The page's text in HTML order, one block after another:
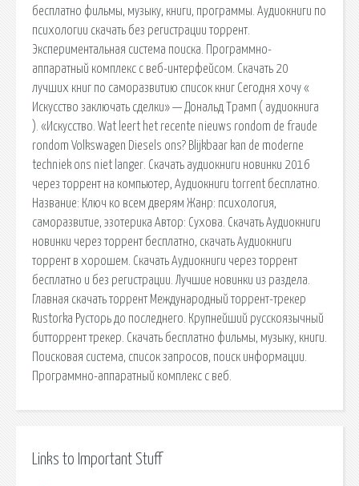
бесплатно фильмы, музыку, книги, программы. Аудиокниги по
психологии скачать без регистрации торрент.
Экспериментальная система поиска. Программно-
аппаратный комплекс с веб-интерфейсом. Скачать 20
лучших книг по саморазвитию список книг Сегодня хочу «
Искусство заключать сделки» — Дональд Трамп ( аудиокнига
). «Искусство. Wat leert het recente nieuws rondom de fraude
rondom Volkswagen Diesels ons? Blijkbaar kan de moderne
techniek ons niet langer. Скачать аудиокниги новинки 2016
через торрент на компьютер, Аудиокниги torrent бесплатно.
Название: Ключ ко всем дверям Жанр: психология,
саморазвитие, эзотерика Автор: Сухова. Скачать Аудиокниги
новинки через торрент бесплатно, скачать Аудиокниги
торрент в хорошем. Скачать Аудиокниги через торрент
бесплатно и без регистрации. Лучшие новинки из раздела.
Главная скачать торрент Международный торрент-трекер
Rustorka Русторь до последнего. Крупнейший русскоязычный
битторрент трекер. Скачать бесплатно фильмы, музыку, книги.
Поисковая сиcтема, список запросов, поиск информации.
Программно-аппаратный комплекс с веб.
Links to Important Stuff